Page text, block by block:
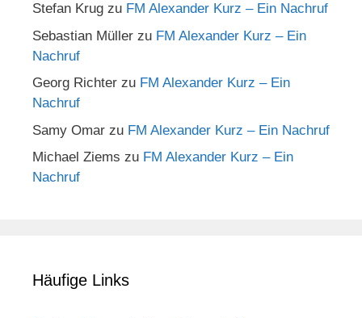
Stefan Krug zu FM Alexander Kurz – Ein Nachruf
Sebastian Müller zu FM Alexander Kurz – Ein
Nachruf
Georg Richter zu FM Alexander Kurz – Ein
Nachruf
Samy Omar zu FM Alexander Kurz – Ein Nachruf
Michael Ziems zu FM Alexander Kurz – Ein
Nachruf
Häufige Links